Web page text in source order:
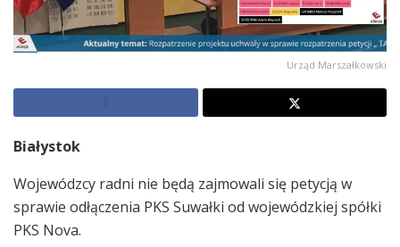
Urząd Marszałkowski
Białystok
Wojewódzcy radni nie będą zajmowali się petycją w
sprawie odłączenia PKS Suwałki od wojewódzkiej spółki
PKS Nova.